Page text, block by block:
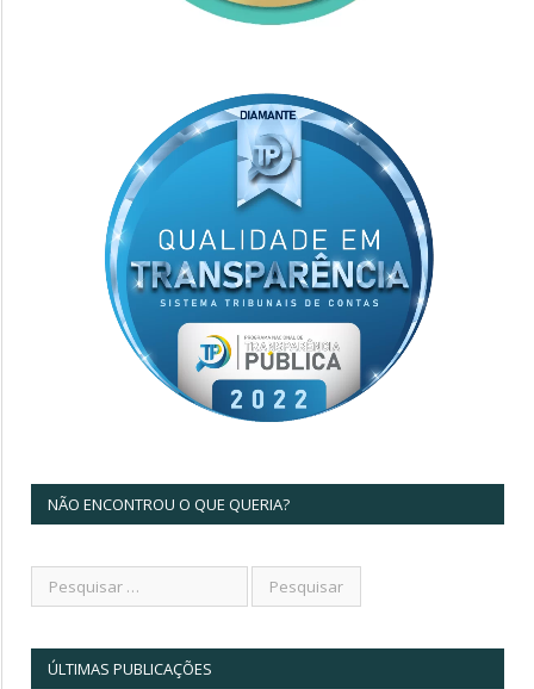
NÃO ENCONTROU O QUE QUERIA?
ÚLTIMAS PUBLICAÇÕES